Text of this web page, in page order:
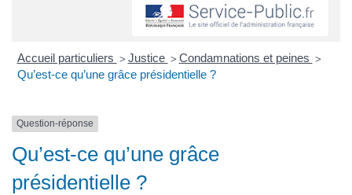
Accueil particuliers > Justice > Condamnations et peines >
Qu’est-ce qu’une grâce présidentielle ?
Question-réponse
Qu’est-ce qu’une grâce
présidentielle ?